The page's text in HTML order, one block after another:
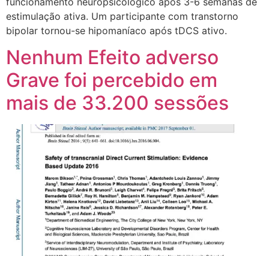
estimulação ativa. Um participante com transtorno
bipolar tornou-se hipomaníaco após tDCS ativo.
Nenhum Efeito adverso
Grave foi percebido em
mais de 33.200 sessões